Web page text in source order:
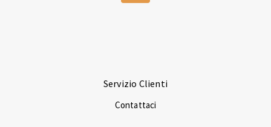
Servizio Clienti
Contattaci